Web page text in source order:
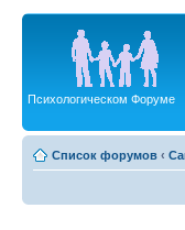
Психологическом Форуме
Список форумов ‹